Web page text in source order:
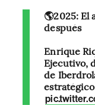
🌎2025: El
después
Enrique
Ejecutivo,
de